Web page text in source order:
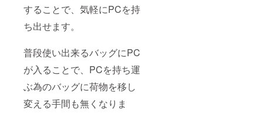
することで、気軽にPCを持
ち出せます。
普段使い出来るバッグにPC
が入ることで、PCを持ち運
ぶ為のバッグに荷物を移し
変える手間も無くなりま